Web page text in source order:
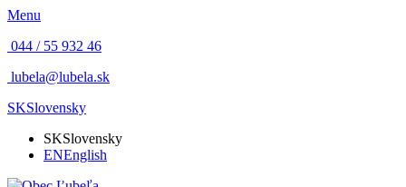
Menu
044 / 55 932 46
lubela@lubela.sk
SKSlovensky
SKSlovensky
ENEnglish